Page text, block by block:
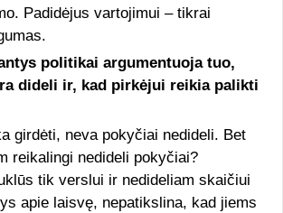
Padidėjus vartojimui – tikrai
politikai argumentuoja tuo,
dideli ir, kad pirkėjui reikia palikti
girdėti, neva pokyčiai nedideli. Bet
reikalingi nedideli pokyčiai?
tik verslui ir nedideliam skaičiui
apie laisvę, nepatikslina, kad jiems